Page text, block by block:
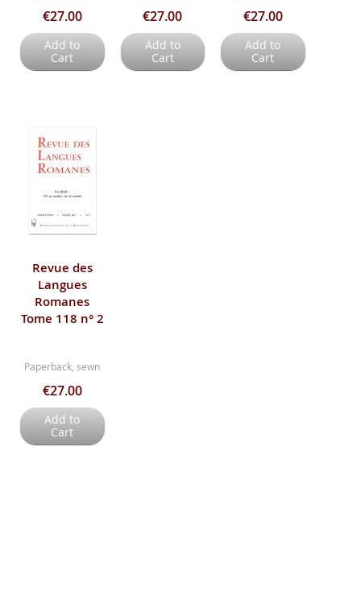
€27.00
Add to
Cart
€27.00
Add to
Cart
€27.00
Add to
Cart
Revue des
Langues
Romanes
Tome 118 n° 2
Paperback, sewn
€27.00
Add to
Cart